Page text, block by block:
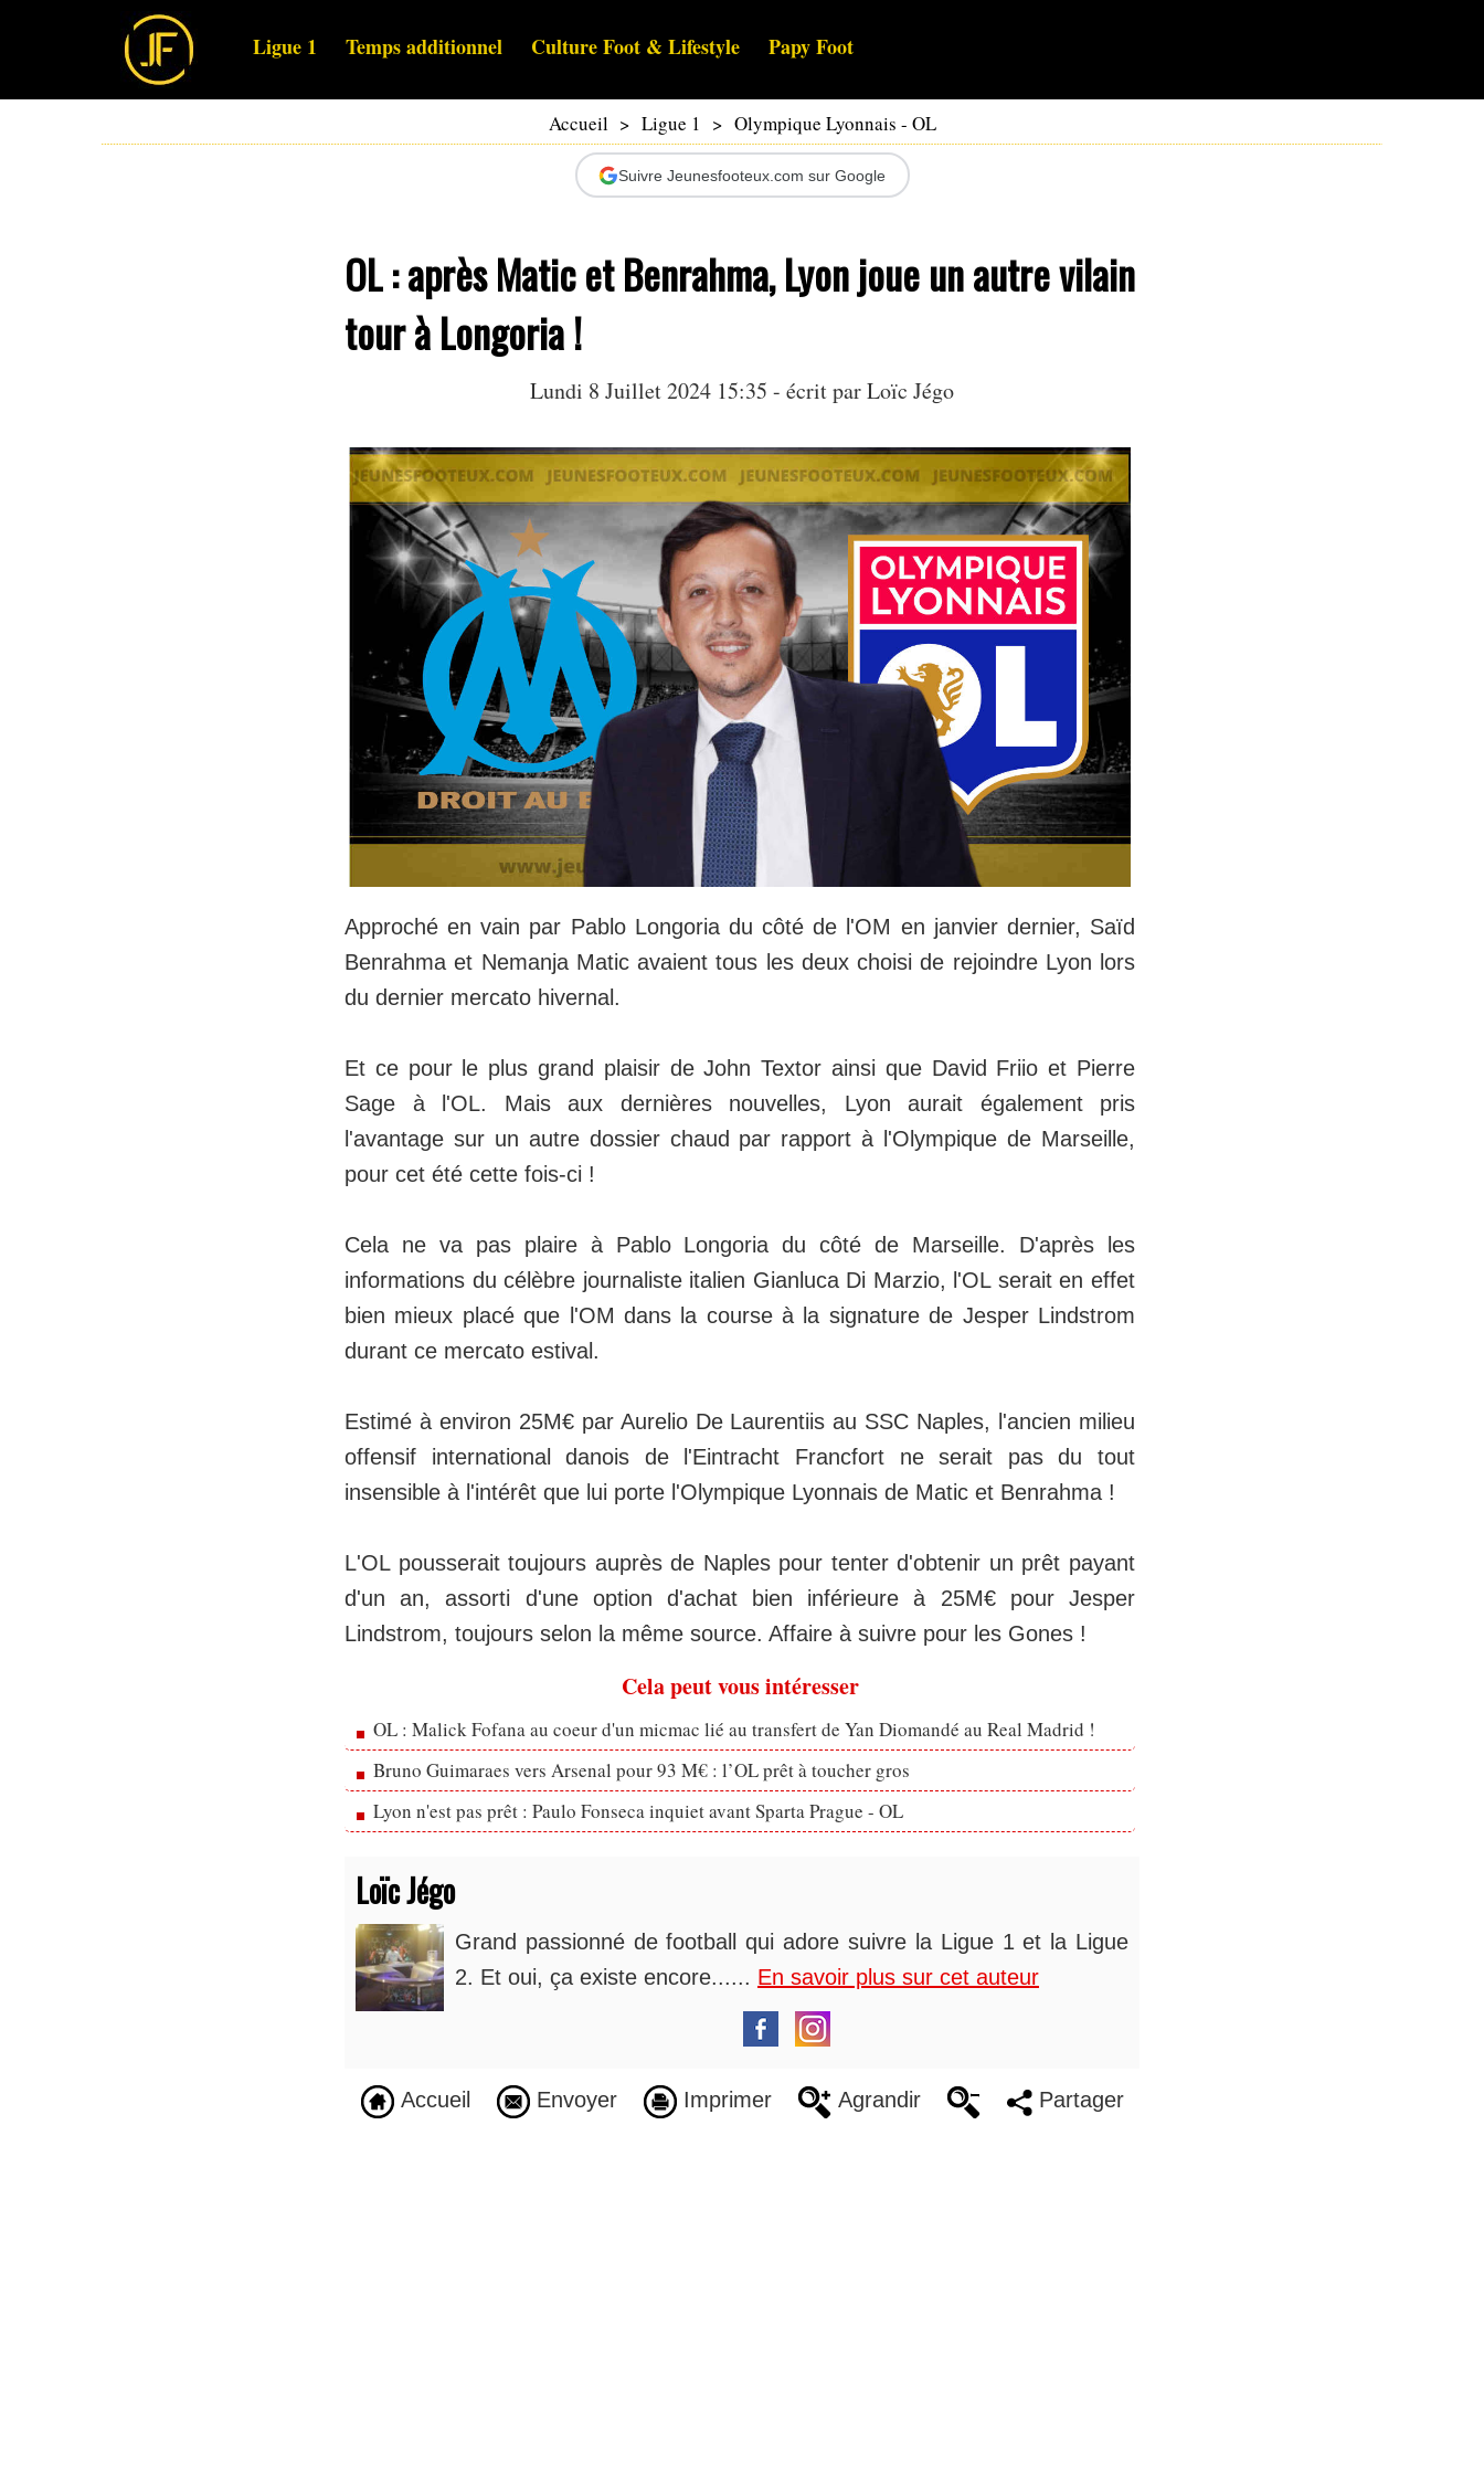
Ligue 1 Temps additionnel Culture Foot & Lifestyle Papy Foot
Accueil > Ligue 1 > Olympique Lyonnais - OL
Suivre Jeunesfooteux.com sur Google
OL : après Matic et Benrahma, Lyon joue un autre vilain
tour à Longoria !
Lundi 8 Juillet 2024 15:35 - écrit parLoïc Jégo
Approché en vain par Pablo Longoria du côté de l'OM en janvier dernier, Saïd
Benrahma et Nemanja Matic avaient tous les deux choisi de rejoindre Lyon lors
du dernier mercato hivernal.
Et ce pour le plus grand plaisir de John Textor ainsi que David Friio et Pierre
Sage à l'OL. Mais aux dernières nouvelles, Lyon aurait également pris
l'avantage sur un autre dossier chaud par rapport à l'Olympique de Marseille,
pour cet été cette fois-ci !
Cela ne va pas plaire à Pablo Longoria du côté de Marseille. D'après les
informations du célèbre journaliste italien Gianluca Di Marzio, l'OL serait en effet
bien mieux placé que l'OM dans la course à la signature de Jesper Lindstrom
durant ce mercato estival.
Estimé à environ 25M€ par Aurelio De Laurentiis au SSC Naples, l'ancien milieu
offensif international danois de l'Eintracht Francfort ne serait pas du tout
insensible à l'intérêt que lui porte l'Olympique Lyonnais de Matic et Benrahma !
L'OL pousserait toujours auprès de Naples pour tenter d'obtenir un prêt payant
d'un an, assorti d'une option d'achat bien inférieure à 25M€ pour Jesper
Lindstrom, toujours selon la même source. Affaire à suivre pour les Gones !
Cela peut vous intéresser
OL : Malick Fofana au coeur d'un micmac lié au transfert de Yan Diomandé au Real Madrid !
Bruno Guimaraes vers Arsenal pour 93 M€ : l’OL prêt à toucher gros
Lyon n'est pas prêt : Paulo Fonseca inquiet avant Sparta Prague - OL
Loïc Jégo
Grand passionné de football qui adore suivre la Ligue 1 et la Ligue
2. Et oui, ça existe encore...... En savoir plus sur cet auteur
Accueil Envoyer Imprimer Agrandir Partager